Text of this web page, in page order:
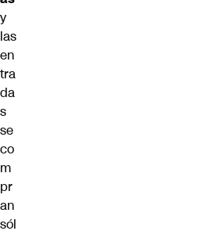
y
las
en
tra
da
s
se
co
m
pr
an
sól